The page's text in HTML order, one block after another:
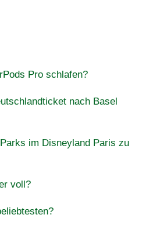
Pro schlafen?
nach Basel
im Disneyland Paris zu
voll?